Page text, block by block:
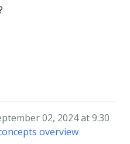
02, 2024 at 9:30
overview